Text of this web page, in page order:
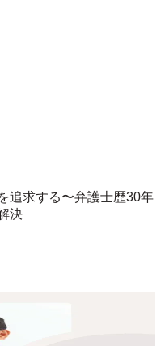
追求する〜弁護士歴30年
決